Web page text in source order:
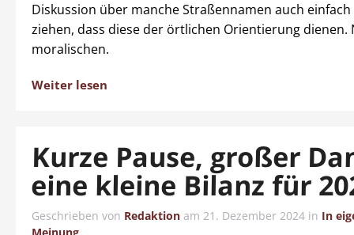
Diskussion über manche Straßennamen auch
ziehen, dass diese der örtlichen Orientierung dienen.
moralischen.
Weiter lesen
Kurze Pause, großer
eine kleine Bilanz für
Geschrieben von Redaktion am 21. Dezember 2024 in In